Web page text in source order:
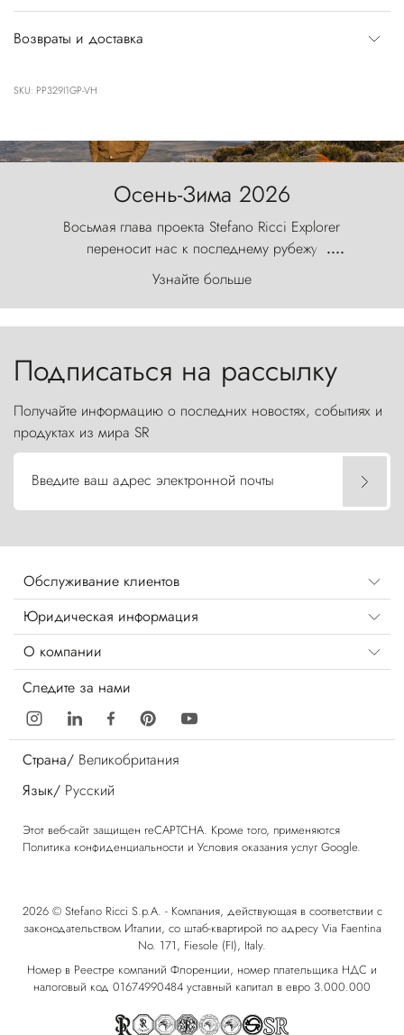
Возвраты и доставка
SKU: PP329I1GP-VH
Осень-Зима 2026
Восьмая глава проекта Stefano Ricci Explorer
переносит нас к последнему рубежу
первозданного мира, где ветер с
первобытной яростью ваяет ландшафт, а пики
Торрес-дель-Пайне, словно каменные стражи,
....
Узнайте больше
Подписаться на рассылку
Получайте информацию о последних новостях, событиях и
продуктах из мира SR
Введите ваш адрес электронной почты
Обслуживание клиентов
Юридическая информация
О компании
Следите за нами
Страна/ Великобритания
Язык/ Русский
Этот веб-сайт защищен reCAPTCHA. Кроме того, применяются
Политика конфиденциальности и Условия оказания услуг Google.
2026 © Stefano Ricci S.p.A. - Компания, действующая в соответствии с
законодательством Италии, со штаб-квартирой по адресу Via Faentina
No. 171, Fiesole (FI), Italy.
Номер в Реестре компаний Флоренции, номер плательщика НДС и
налоговый код 01674990484 уставный капитал в евро 3.000.000